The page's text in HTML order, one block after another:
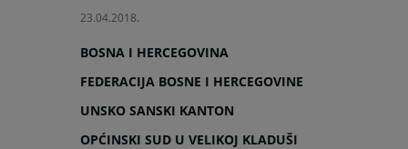
23.04.2018.
BOSNA I HERCEGOVINA
FEDERACIJA BOSNE I HERCEGOVINE
UNSKO SANSKI KANTON
OPĆINSKI SUD U VELIKOJ KLADUŠI